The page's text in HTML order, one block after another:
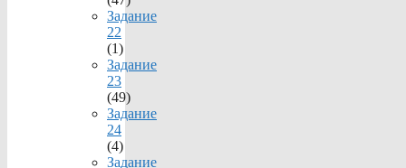
Задание
22
(1)
Задание
23
(49)
Задание
24
(4)
Задание